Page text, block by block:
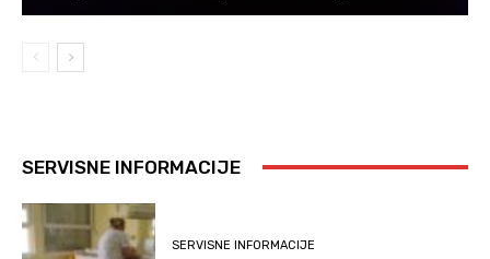
SERVISNE INFORMACIJE
SERVISNE INFORMACIJE